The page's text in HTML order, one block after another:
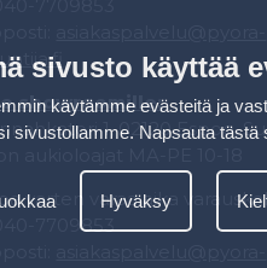
showroomille:
1, 02120 Espoo,
varten varaa aika
7709853
sivusto käyttää
käytämme evästeitä ja
sivustollamme. Napsauta tästä
Hyväksy